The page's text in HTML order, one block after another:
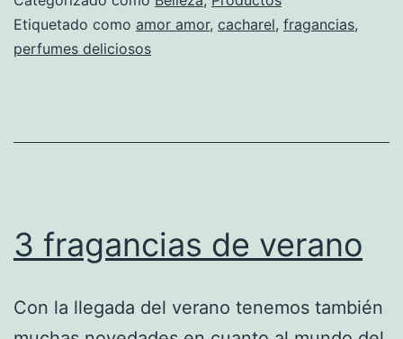
Etiquetado como amor amor, cacharel, fragancias,
perfumes deliciosos
3 fragancias de verano
Con la llegada del verano tenemos también